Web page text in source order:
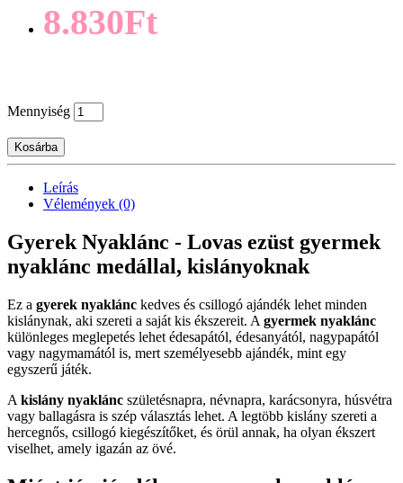
8.830Ft
Mennyiség
Kosárba
Leírás
Vélemények (0)
Gyerek Nyaklánc - Lovas ezüst gyermek
nyaklánc medállal, kislányoknak
Ez a gyerek nyaklánc kedves és csillogó ajándék lehet minden
kislánynak, aki szereti a saját kis ékszereit. A gyermek nyaklánc
különleges meglepetés lehet édesapától, édesanyától, nagypapától
vagy nagymamától is, mert személyesebb ajándék, mint egy
egyszerű játék.
A kislány nyaklánc születésnapra, névnapra, karácsonyra, húsvétra
vagy ballagásra is szép választás lehet. A legtöbb kislány szereti a
hercegnős, csillogó kiegészítőket, és örül annak, ha olyan ékszert
viselhet, amely igazán az övé.